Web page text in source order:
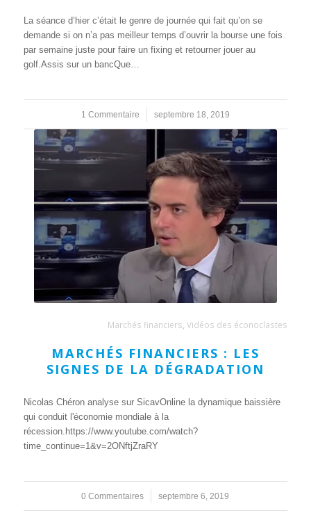
La séance d’hier c’était le genre de journée qui fait qu’on se
demande si on n’a pas meilleur temps d’ouvrir la bourse une fois
par semaine juste pour faire un fixing et retourner jouer au
golf.Assis sur un bancQue…
1 Commentaire
/ septembre 18, 2019
Marchés financiers,Vidéos des éconoclastes
MARCHÉS FINANCIERS : LES
SIGNES DE LA DÉGRADATION
Nicolas Chéron analyse sur SicavOnline la dynamique baissière
qui conduit l'économie mondiale à la
récession.https://www.youtube.com/watch?
time_continue=1&v=2ONftjZraRY
0 Commentaires
/ septembre 6, 2019